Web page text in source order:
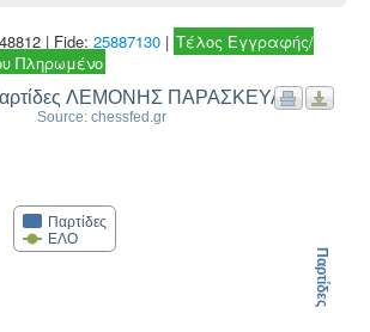
| Fide: 25887130 | Τέλος Εγγραφής/
Πληρωμένο
ΛΕΜΟΝΗΣ ΠΑΡΑΣΚΕΥΑΣ
Source: chessfed.gr
Παρτίδες
ΕΛΟ
Παρτίδες